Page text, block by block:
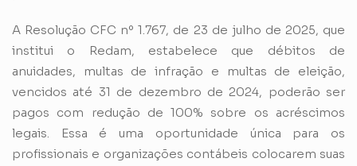
A Resolução CFC nº 1.767, de 23 de julho de 2025, que
institui o Redam, estabelece que débitos de
anuidades, multas de infração e multas de eleição,
vencidos até 31 de dezembro de 2024, poderão ser
pagos com redução de 100% sobre os acréscimos
legais. Essa é uma oportunidade única para os
profissionais e organizações contábeis colocarem suas